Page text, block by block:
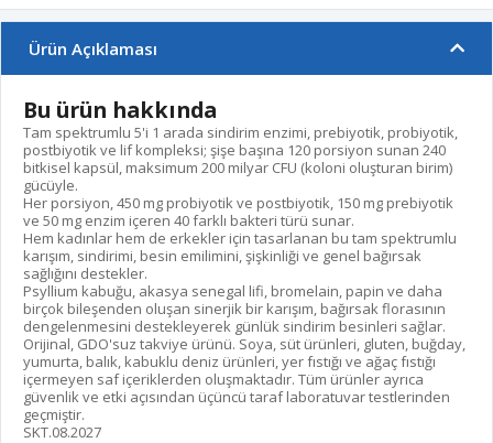
Ürün Açıklaması
Bu ürün hakkında
Tam spektrumlu 5'i 1 arada sindirim enzimi, prebiyotik, probiyotik,
postbiyotik ve lif kompleksi; şişe başına 120 porsiyon sunan 240
bitkisel kapsül, maksimum 200 milyar CFU (koloni oluşturan birim)
gücüyle.
Her porsiyon, 450 mg probiyotik ve postbiyotik, 150 mg prebiyotik
ve 50 mg enzim içeren 40 farklı bakteri türü sunar.
Hem kadınlar hem de erkekler için tasarlanan bu tam spektrumlu
karışım, sindirimi, besin emilimini, şişkinliği ve genel bağırsak
sağlığını destekler.
Psyllium kabuğu, akasya senegal lifi, bromelain, papin ve daha
birçok bileşenden oluşan sinerjik bir karışım, bağırsak florasının
dengelenmesini destekleyerek günlük sindirim besinleri sağlar.
Orijinal, GDO'suz takviye ürünü. Soya, süt ürünleri, gluten, buğday,
yumurta, balık, kabuklu deniz ürünleri, yer fıstığı ve ağaç fıstığı
içermeyen saf içeriklerden oluşmaktadır. Tüm ürünler ayrıca
güvenlik ve etki açısından üçüncü taraf laboratuvar testlerinden
geçmiştir.
SKT.08.2027